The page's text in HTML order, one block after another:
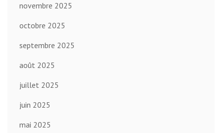
novembre 2025
octobre 2025
septembre 2025
août 2025
juillet 2025
juin 2025
mai 2025